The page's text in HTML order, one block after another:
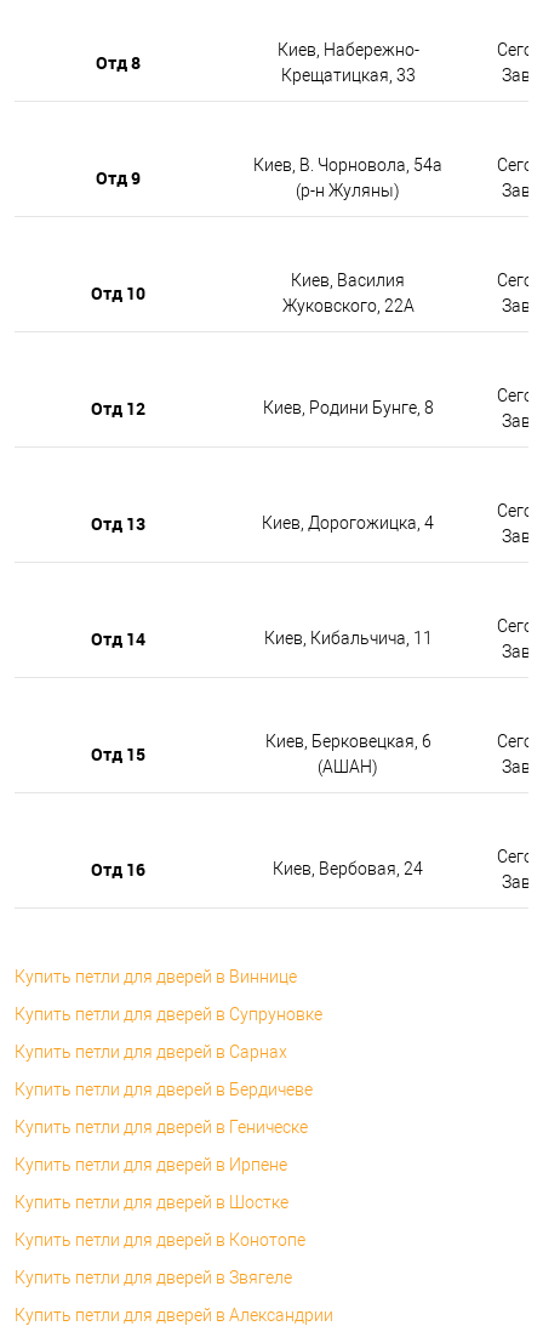
Отд 8
Киев, Набережно-
Крещатицкая, 33
Отд 9
Киев, В. Чорновола, 54а
(р-н Жуляны)
Отд 10
Киев, Василия
Жуковского, 22А
Отд 12 Киев, Родини Бунге, 8
Отд 13 Киев, Дорогожицка, 4
Отд 14 Киев, Кибальчича, 11
Отд 15
Киев, Берковецкая, 6
(АШАН)
Отд 16 Киев, Вербовая, 24
Купить петли для дверей в Виннице
Купить петли для дверей в Супруновке
Купить петли для дверей в Сарнах
Купить петли для дверей в Бердичеве
Купить петли для дверей в Геническе
Купить петли для дверей в Ирпене
Купить петли для дверей в Шостке
Купить петли для дверей в Конотопе
Купить петли для дверей в Звягеле
Купить петли для дверей в Александрии